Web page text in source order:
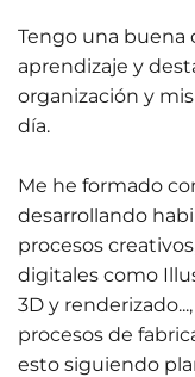
Tengo una buena
aprendizaje y
organización y
día.
Me he formado
desarrollando
procesos
digitales como
3D y
procesos de
esto siguiendo